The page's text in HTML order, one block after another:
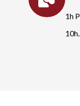
1h